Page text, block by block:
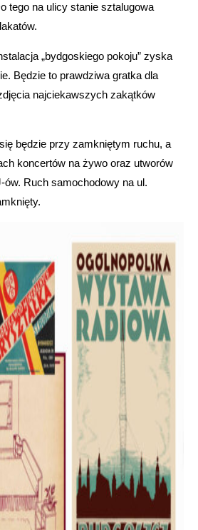
tego na ulicy stanie sztalugowa
„bydgoskiego pokoju” zyska
Będzie to prawdziwa gratka dla
najciekawszych zakątków
będzie przy zamkniętym ruchu, a
koncertów na żywo oraz utworów
Ruch samochodowy na ul.